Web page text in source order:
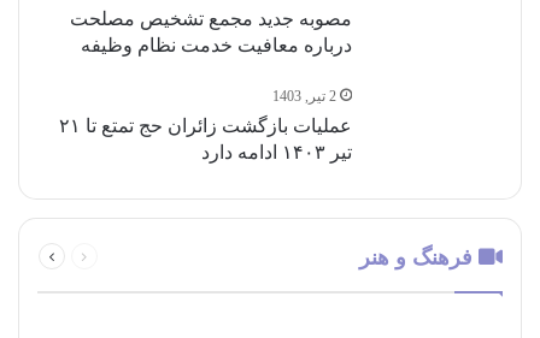
مصوبه جدید مجمع تشخیص مصلحت
درباره معافیت خدمت نظام وظیفه
2 تیر, 1403
عملیات بازگشت زائران حج تمتع تا ۲۱
تیر ۱۴۰۳ ادامه دارد
فرهنگ و هنر
صفحه